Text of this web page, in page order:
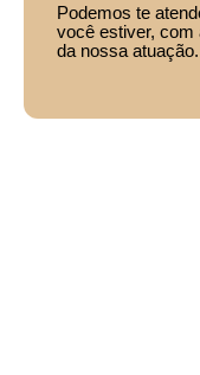
Podemos te
você estiver, com
da nossa atuação.